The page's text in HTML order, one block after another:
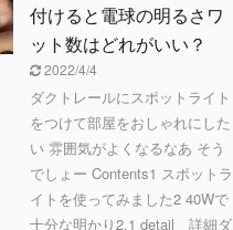
付けると電球の明るさワ
ット数はどれがいい？
2022/4/4
ダクトレールにスポットライト
をつけて部屋をおしゃれにした
い 雰囲気がよくなるなあ そう
でしょー Contents1 スポットラ
イトを使ってみました2 40Wで
十分な明かり2.1 detail 詳細ダ